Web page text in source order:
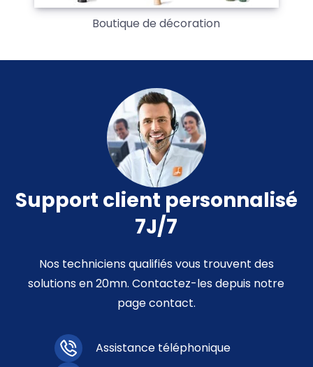
Boutique de décoration
Support client personnalisé
7J/7
Nos techniciens qualifiés vous trouvent des
solutions en 20mn. Contactez-les depuis notre
page contact.
Assistance téléphonique